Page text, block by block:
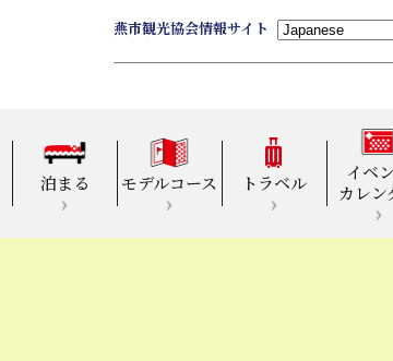
燕市観光協会情報サイト
泊まる モデルコース トラベル
イベ
カレン